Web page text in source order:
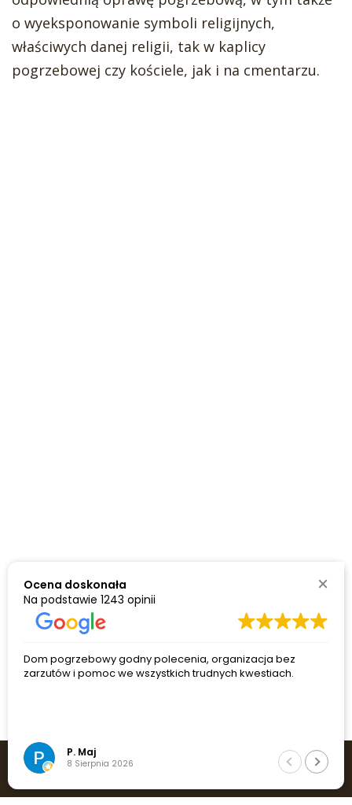
o wyeksponowanie symboli religijnych,
właściwych danej religii, tak w kaplicy
pogrzebowej czy kościele, jak i na cmentarzu.
Ocena doskonała
Na podstawie 1243 opinii
Dom pogrzebowy godny polecenia, organizacja bez
zarzutów i pomoc we wszystkich trudnych kwestiach.
P. Maj
8 Sierpnia 2026